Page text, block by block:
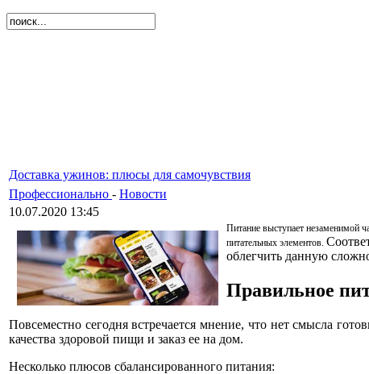
Доставка ужинов: плюсы для самочувствия
Профессионально - Новости
10.07.2020 13:45
Питание выступает незаменимой
питательных элементов.
облегчить данную
Правильное
Повсеместно сегодня встречается мнение, что нет смысла
качества здоровой пищи и заказ ее на дом.
Несколько плюсов сбалансированного питания: